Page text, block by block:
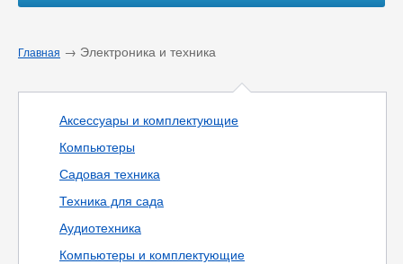
Главная → Электроника и техника
Аксессуары и комплектующие
Компьютеры
Садовая техника
Техника для сада
Аудиотехника
Компьютеры и комплектующие